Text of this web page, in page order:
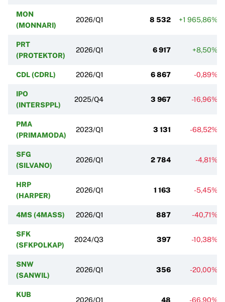
MON
(MONNARI)
2026/Q1 8 532 +1 965,86%
PRT
(PROTEKTOR)
2026/Q1 6 917 +8,50%
CDL (CDRL) 2026/Q1 6 867 -0,89%
IPO
(INTERSPPL)
2025/Q4 3 967 -16,96%
PMA
(PRIMAMODA)
2023/Q1 3 131 -68,52%
SFG
(SILVANO)
2026/Q1 2 784 -4,81%
HRP
(HARPER)
2026/Q1 1 163 -5,45%
4MS (4MASS) 2026/Q1 887 -40,71%
SFK
(SFKPOLKAP)
2024/Q3 397 -10,38%
SNW
(SANWIL)
2026/Q1 356 -20,00%
KUB
2026/Q1 48 -66,90%